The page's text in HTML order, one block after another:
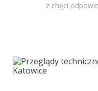
z chęci
navigation